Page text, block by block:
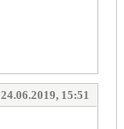
24.06.2019, 15:51